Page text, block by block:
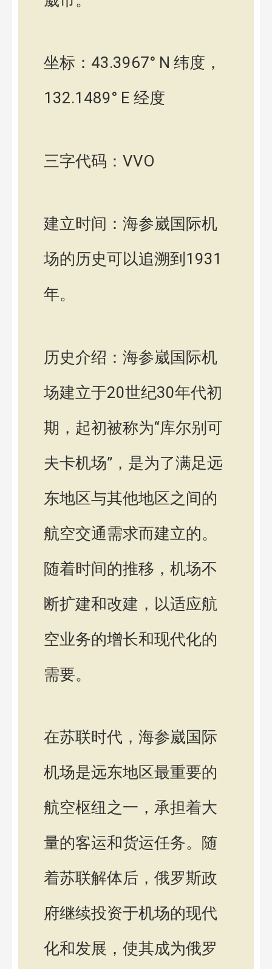
坐标：43.3967° N 纬度，
132.1489° E 经度
三字代码：VVO
建立时间：海参崴国际机
场的历史可以追溯到1931
年。
历史介绍：海参崴国际机
场建立于20世纪30年代初
期，起初被称为“库尔别可
夫卡机场”，是为了满足远
东地区与其他地区之间的
航空交通需求而建立的。
随着时间的推移，机场不
断扩建和改建，以适应航
空业务的增长和现代化的
需要。
在苏联时代，海参崴国际
机场是远东地区最重要的
航空枢纽之一，承担着大
量的客运和货运任务。随
着苏联解体后，俄罗斯政
府继续投资于机场的现代
化和发展，使其成为俄罗